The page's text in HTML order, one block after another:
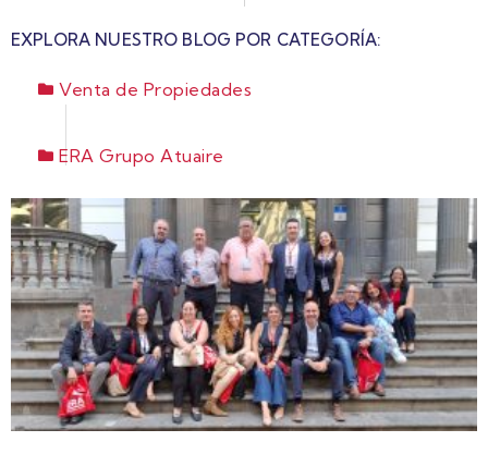
EXPLORA NUESTRO BLOG POR CATEGORÍA:
Venta de Propiedades
ERA Grupo Atuaire